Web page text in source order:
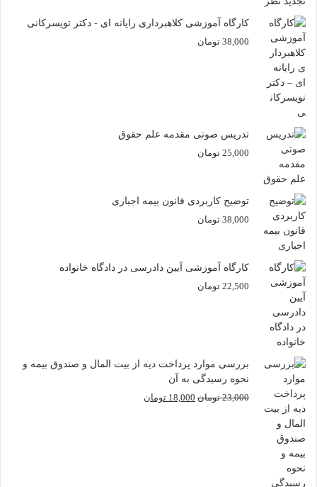
کارگاه آموزشی کلاهبرداری رایانه ای - دکتر تویسرکانی
38,000 تومان
تدریس صوتی مقدمه علم حقوق
25,000 تومان
توضیح کاربردی قانون بیمه اجباری
38,000 تومان
کارگاه آموزشی آیین دادرسی در دادگاه خانواده
22,500 تومان
بررسی موارد پرداخت دیه از بیت المال و صندوق بیمه و
نحوه رسیدگی به آن
23,000 تومان قیمت
18,000 تومان